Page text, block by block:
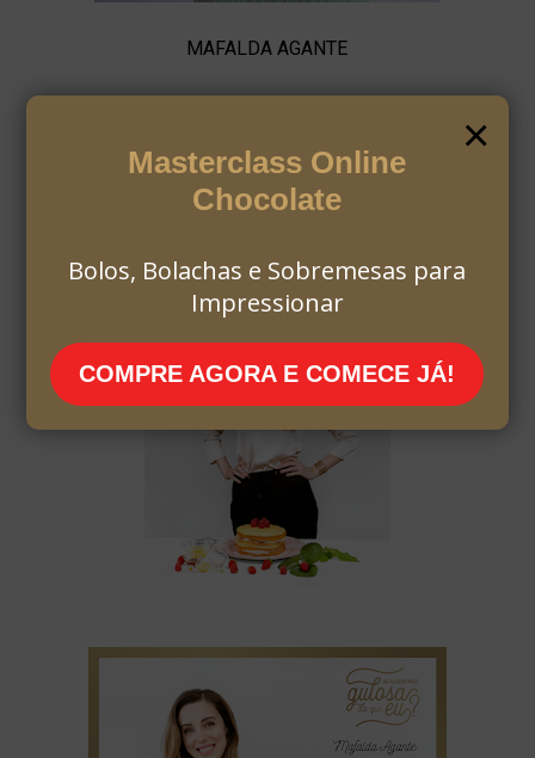
MAFALDA AGANTE
×
Masterclass Online
Chocolate
Bolos, Bolachas e Sobremesas para
Impressionar
COMPRE AGORA E COMECE JÁ!